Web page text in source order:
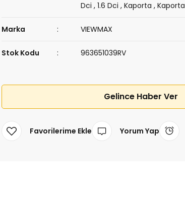
Dci ,1.6 Dci ,Kaporta ,Kaporta
Marka VIEWMAX
Stok Kodu 963651039RV
Gelince Haber Ver
Yorum Yap